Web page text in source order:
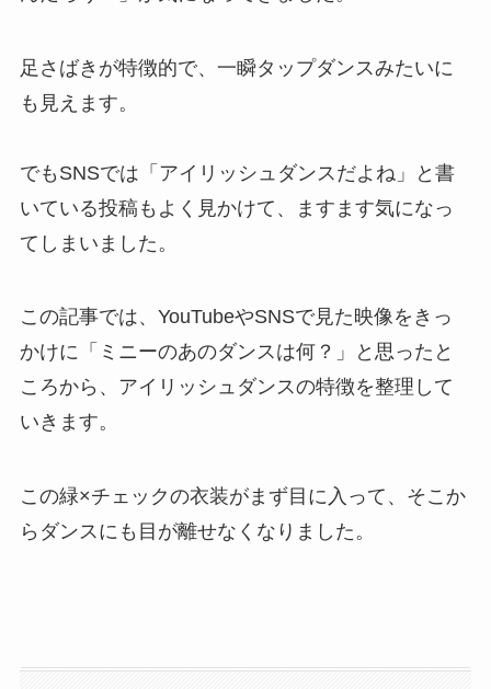
足さばきが特徴的で、一瞬タップダンスみたいに
も見えます。
でもSNSでは「アイリッシュダンスだよね」と書
いている投稿もよく見かけて、ますます気になっ
てしまいました。
この記事では、YouTubeやSNSで見た映像をきっ
かけに「ミニーのあのダンスは何？」と思ったと
ころから、アイリッシュダンスの特徴を整理して
いきます。
この緑×チェックの衣装がまず目に入って、そこか
らダンスにも目が離せなくなりました。